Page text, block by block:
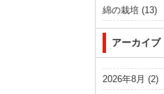
綿の栽培 (13)
アーカイブ
2026年8月 (2)